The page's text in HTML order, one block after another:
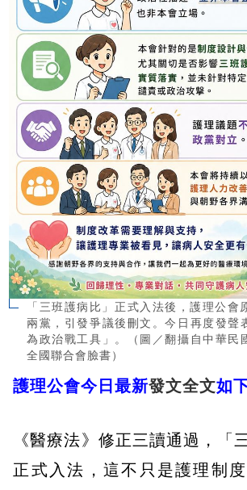
「三班護病比」正式入法後，護理公會
兩黨，引發爭議後刪文。今日再度發聲
為政治戰工具」。（圖／翻攝自中華民
全國聯合會臉書）
護理公會今日最新發文全文如
《醫療法》修正三讀通過，「
正式入法，這不只是護理制